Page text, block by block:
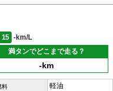
15
-km/L
満タンでどこまで走る？
-km
料
軽油